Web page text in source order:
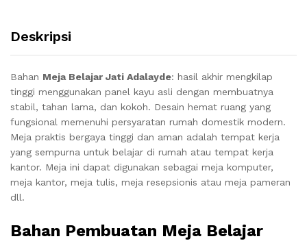
Deskripsi
Bahan Meja Belajar Jati Adalayde: hasil akhir mengkilap
tinggi menggunakan panel kayu asli dengan membuatnya
stabil, tahan lama, dan kokoh. Desain hemat ruang yang
fungsional memenuhi persyaratan rumah domestik modern.
Meja praktis bergaya tinggi dan aman adalah tempat kerja
yang sempurna untuk belajar di rumah atau tempat kerja
kantor. Meja ini dapat digunakan sebagai meja komputer,
meja kantor, meja tulis, meja resepsionis atau meja pameran
dll.
Bahan Pembuatan Meja Belajar